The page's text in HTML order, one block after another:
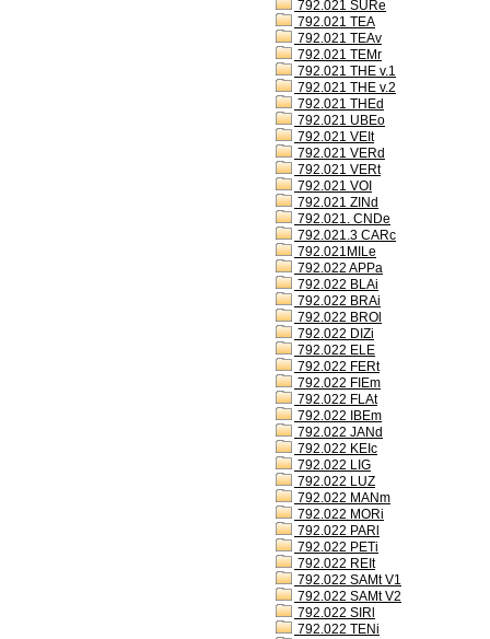
792.021 SURe
792.021 TEA
792.021 TEAv
792.021 TEMr
792.021 THE v.1
792.021 THE v.2
792.021 THEd
792.021 UBEo
792.021 VEIt
792.021 VERd
792.021 VERt
792.021 VOI
792.021 ZINd
792.021. CNDe
792.021.3 CARc
792.021MILe
792.022 APPa
792.022 BLAi
792.022 BRAi
792.022 BROl
792.022 DIZi
792.022 ELE
792.022 FERt
792.022 FIEm
792.022 FLAt
792.022 IBEm
792.022 JANd
792.022 KEIc
792.022 LIG
792.022 LUZ
792.022 MANm
792.022 MORi
792.022 PARl
792.022 PETi
792.022 REIt
792.022 SAMt V1
792.022 SAMt V2
792.022 SIRl
792.022 TENi